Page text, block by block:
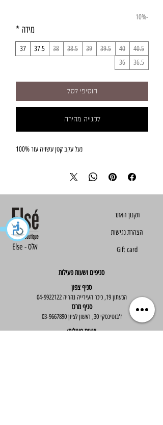
-10%
מידה *
40.5
40
39.5
39
38.5
38
37.5
37
36.5
36
הוסיפי לסל
לקנייה מהירה
נעל עקב קטן עשויה עור 100%
Else - אלס
תקנון האתר​​
הצהרת נגישות
Gift card
סניפים ושעות פעילות
סניף צפון
הגעתון 19, כיכר העירייה נהריה 04-9922122
סניף מרכז
ז'בוטינסקי 30, ראשון לציון 03-9667890
:שעות פעילות